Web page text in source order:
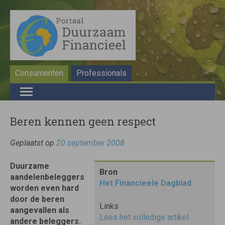
Consumenten Professionals
Beren kennen geen respect
Geplaatst op 20 september 2008
Bron
Het Financieele Dagblad
Links
Lees het volledige artikel
Duurzame
aandelenbeleggers
worden even hard
door de beren
aangevallen als
andere beleggers.